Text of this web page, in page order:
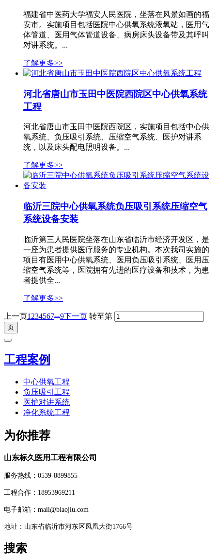
福建省中医药大学福安人民医院，坐落在风景如画的福
安市。实施项目包括医院中心供氧系统液氧站，医用气
体管道、医用气体管道设备、病房床头设备带及其呼叫
对讲系统。...
了解更多>>
河北省唐山市玉田中医院西院区中心供氧系统
工程
河北省唐山市玉田中医院西院区，实施项目包括中心供
氧系统、负压吸引系统、压缩空气系统、医护对讲系
统，以及床头配电照明设备。...
了解更多>>
临沂三院中心供氧系统负压吸引系统压缩空气
系统设备安装
临沂第三人民医院坐落在山东省临沂市经济开发区，是
一座为患者提供医疗服务的专业机构。本次我司实施的
项目有医用中心供氧系统、医用负压吸引系统、医用压
缩空气系统等，医院拥有先进的医疗设备和技术，为患
者提供全...
了解更多>>
上一页1 234567...9下一页 转至第
工程案例
中心供氧工程
负压吸引工程
医护对讲系统
净化系统工程
为你推荐
山东标久医用工程有限公司
服务热线：0539-8899855
工程合作：18953969211
电子邮箱：mail@biaojiu.com
地址：山东省临沂市河东区凤凰大街1766号
搜索